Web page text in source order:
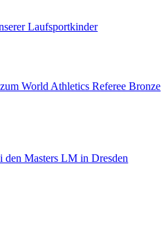
Laufsportkinder
World Athletics Referee Bronze
Masters LM in Dresden